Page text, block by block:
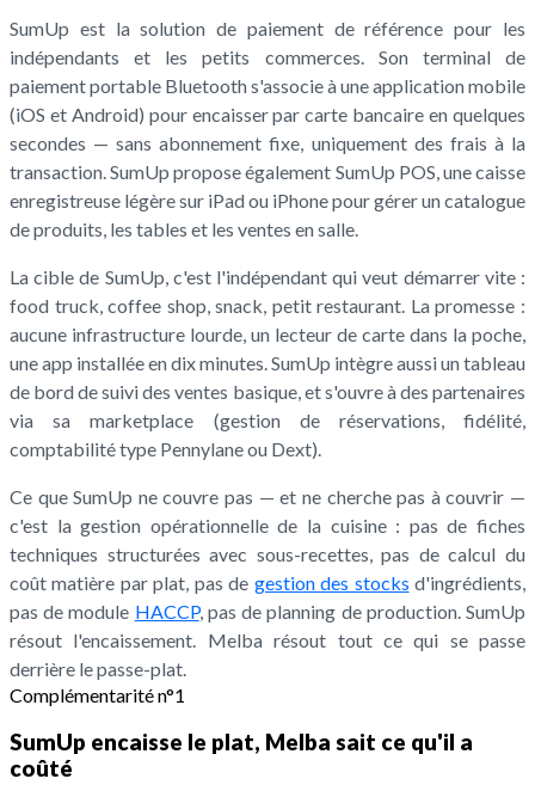
SumUp est la solution de paiement de référence pour les
indépendants et les petits commerces. Son terminal de
paiement portable Bluetooth s'associe à une application mobile
(iOS et Android) pour encaisser par carte bancaire en quelques
secondes — sans abonnement fixe, uniquement des frais à la
transaction. SumUp propose également SumUp POS, une caisse
enregistreuse légère sur iPad ou iPhone pour gérer un catalogue
de produits, les tables et les ventes en salle.
La cible de SumUp, c'est l'indépendant qui veut démarrer vite :
food truck, coffee shop, snack, petit restaurant. La promesse :
aucune infrastructure lourde, un lecteur de carte dans la poche,
une app installée en dix minutes. SumUp intègre aussi un tableau
de bord de suivi des ventes basique, et s'ouvre à des partenaires
via sa marketplace (gestion de réservations, fidélité,
comptabilité type Pennylane ou Dext).
Ce que SumUp ne couvre pas — et ne cherche pas à couvrir —
c'est la gestion opérationnelle de la cuisine : pas de fiches
techniques structurées avec sous-recettes, pas de calcul du
coût matière par plat, pas de gestion des stocks d'ingrédients,
pas de module HACCP, pas de planning de production. SumUp
résout l'encaissement. Melba résout tout ce qui se passe
derrière le passe-plat.
Complémentarité n°1
SumUp encaisse le plat, Melba sait ce qu'il a
coûté